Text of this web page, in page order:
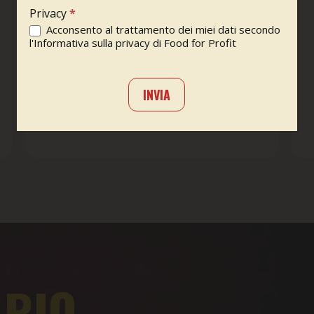
Privacy*
Acconsento al trattamento dei miei dati secondo
l'Informativa sulla privacy di Food for Profit
INVIA